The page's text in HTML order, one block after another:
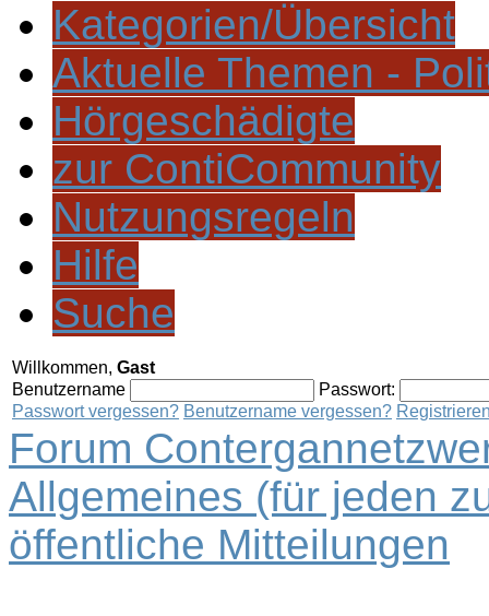
Kategorien/Übersicht
Aktuelle Themen -
Hörgeschädigte
zur ContiCommunity
Nutzungsregeln
Hilfe
Suche
Willkommen, Gast
Benutzername
Passwort:
Passwort vergessen? Benutzername vergessen?
Forum
Allgemeines (für jeden
öffentliche Mitteilungen